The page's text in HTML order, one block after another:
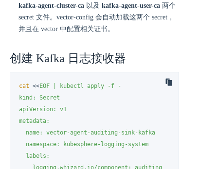
kafka-agent-cluster-ca 以及 kafka-agent-user-ca 两个
secret 文件。vector-config 会自动加载这两个 secret，
并且在 vector 中配置相关证书。
创建 Kafka 日志接收器
cat <<EOF | kubectl apply -f -
kind: Secret
apiVersion: v1
metadata:
  name: vector-agent-auditing-sink-kafka
  namespace: kubesphere-logging-system
  labels:
    logging.whizard.io/component: auditing